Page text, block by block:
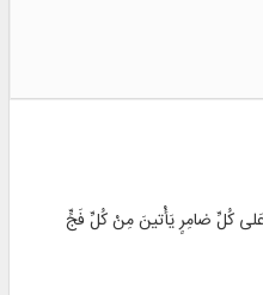
عَلى‏ كُلِّ ضامِرٍ يَأْتينَ مِنْ كُلِّ فَجٍّ